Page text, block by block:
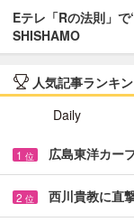
Eテレ「Rの法則」
SHISHAMO
人気記事ランキ
Daily
1 位 広島東洋カー
2 位 西川貴教に直